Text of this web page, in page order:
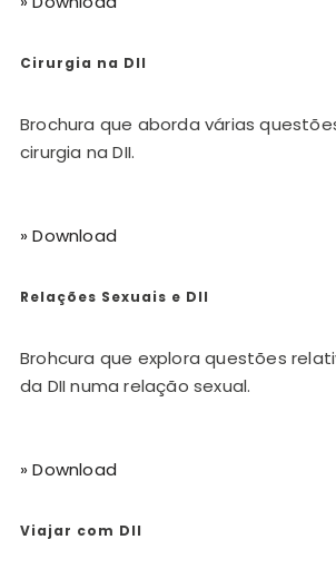
Cirurgia na DII
Brochura que aborda várias
cirurgia na DII.
» Download
Relações Sexuais e DII
Brohcura que explora questões
da DII numa relação sexual.
» Download
Viajar com DII